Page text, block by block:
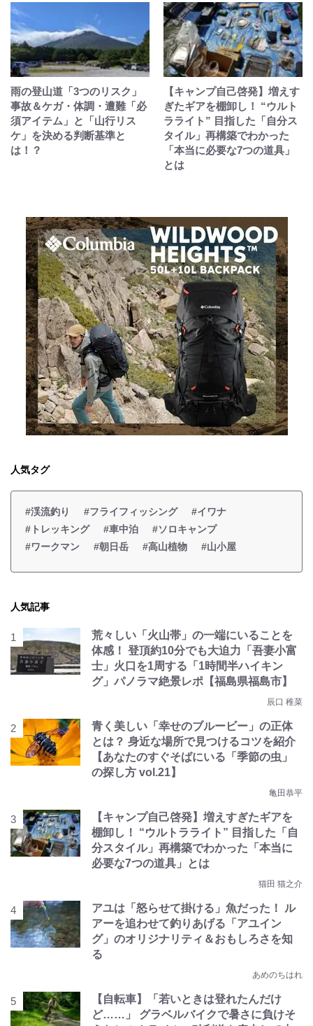
雨の登山道「3つのリスク」
事故＆ケガ・体調・遭難「必
須アイテム」と「山行リス
ケ」を決める判断基準と
は！？
【キャンプ自己啓発】増えす
ぎたギアを棚卸し！ “ウルト
ラライト” 目指した「自分ス
タイル」再構築でわかった
「本当に必要な7つの道具」
とは
人気タグ
#渓流釣り #フライフィッシング
#イワナ
#トレッキング
#車中泊
#ソロキャンプ
#ワークマン
#朝日岳 #高山植物 #山小屋
人気記事
荒々しい「火山帯」の一端にいることを
体感！ 登頂約10分でも大迫力「吾妻小富
士」火口を1周する「1時間半ハイキン
グ」パノラマ絶景レポ【福島県福島市】
辰口 稚菜
青く美しい「幸せのブルービー」の正体
とは？ 身近な場所で見つけるコツを紹介
【あなたのすぐそばにいる「季節の虫」
の探し方 vol.21】
亀田恭平
【キャンプ自己啓発】増えすぎたギアを
棚卸し！ “ウルトラライト” 目指した「自
分スタイル」再構築でわかった「本当に
必要な7つの道具」とは
猫田 猫之介
アユは「怒らせて掛ける」魚だった！ ル
アーを追わせて釣りあげる「アユイン
グ」のオリジナリティ＆おもしろさを知
る
あめのちはれ
【自転車】「若いときは登れたんだけ
ど……」 グラベルバイクで暑さに負けそ